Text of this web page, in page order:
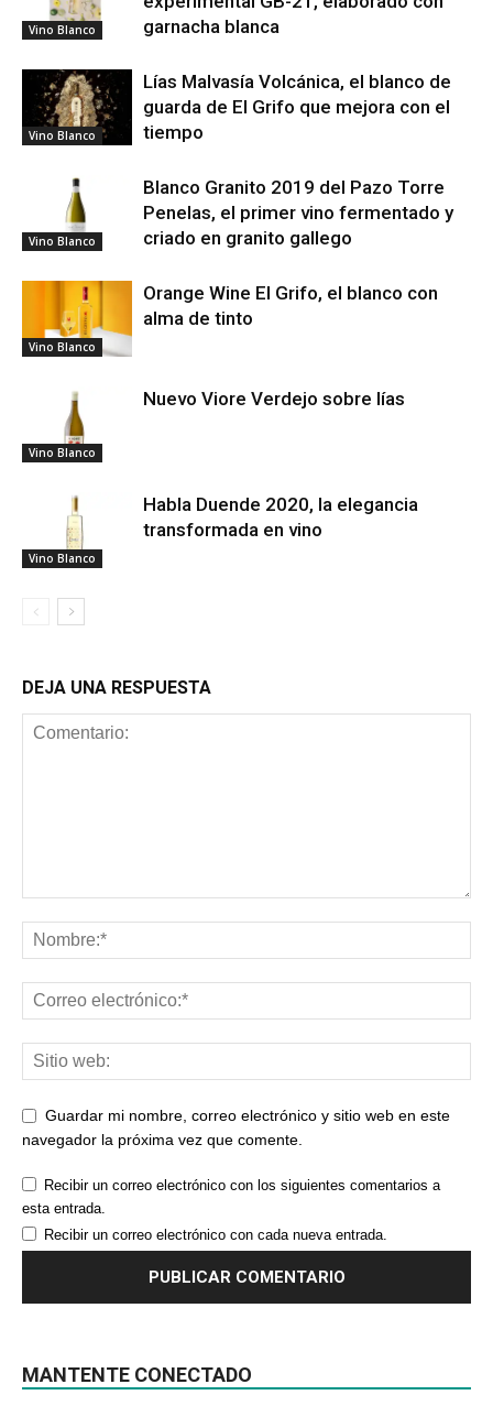
Vino Blanco
garnacha blanca
Vino Blanco
Lías Malvasía Volcánica, el blanco de
guarda de El Grifo que mejora con el
tiempo
Vino Blanco
Blanco Granito 2019 del Pazo Torre
Penelas, el primer vino fermentado y
criado en granito gallego
Vino Blanco
Orange Wine El Grifo, el blanco con
alma de tinto
Vino Blanco
Nuevo Viore Verdejo sobre lías
Vino Blanco
Habla Duende 2020, la elegancia
transformada en vino
DEJA UNA RESPUESTA
Guardar mi nombre, correo electrónico y sitio web en este
navegador la próxima vez que comente.
Recibir un correo electrónico con los siguientes comentarios a
esta entrada.
Recibir un correo electrónico con cada nueva entrada.
MANTENTE CONECTADO